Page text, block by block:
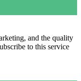
and the quality
to this service